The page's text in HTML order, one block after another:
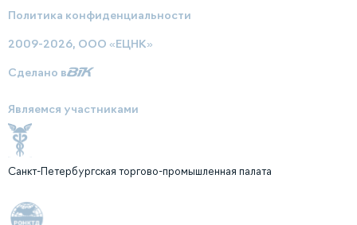
Политика конфиденциальности
2009-2026, ООО «ЕЦНК»
Сделано в
Являемся участниками
Санкт-Петербургская торгово-промышленная палата